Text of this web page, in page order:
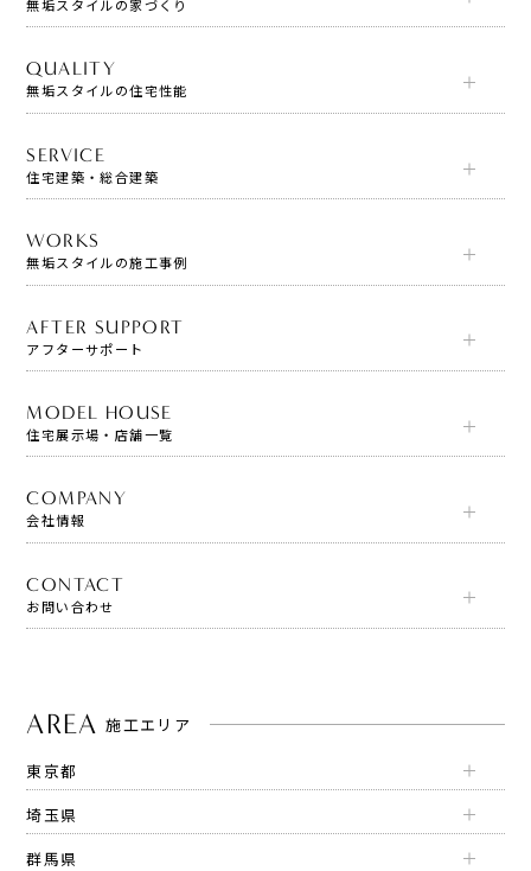
無垢スタイルの家づくり
QUALITY
無垢スタイルの住宅性能
SERVICE
住宅建築・総合建築
WORKS
無垢スタイルの施工事例
AFTER SUPPORT
アフターサポート
MODEL HOUSE
住宅展示場・店舗一覧
COMPANY
会社情報
CONTACT
お問い合わせ
AREA 施工エリア
東京都
埼玉県
群馬県